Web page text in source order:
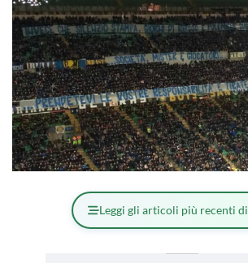
Leggi gli articoli più recenti di